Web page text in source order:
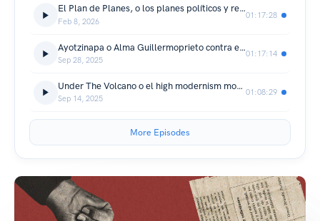
El Plan de Planes, o los planes políticos y revolucionarios como forma literaria
Feb 8, 2026
01:17:28
Ayotzinapa o Alma Guillermoprieto contra el encubrimiento
Sep 28, 2025
01:17:14
Under The Volcano o el high modernism morelense
Sep 14, 2025
01:08:29
More Episodes